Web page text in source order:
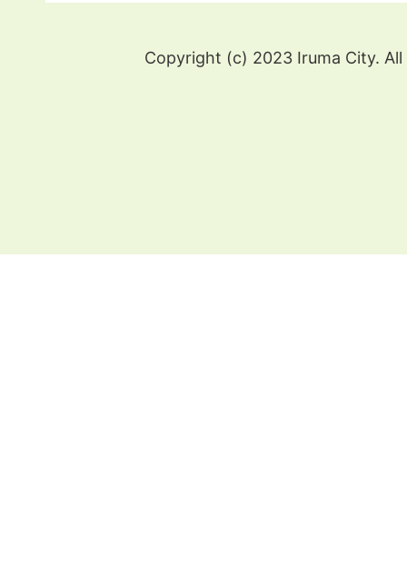
Copyright (c) 2023 Iruma City. All